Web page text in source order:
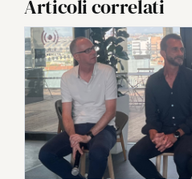
Articoli correlati